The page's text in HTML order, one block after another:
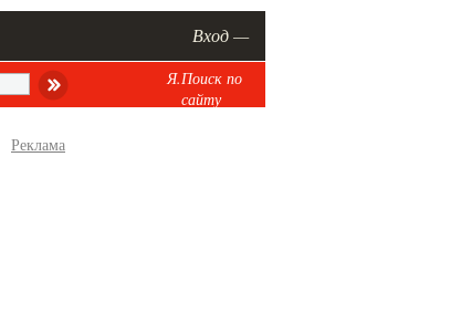
Вход —
Я.Поиск по
сайту
Реклама